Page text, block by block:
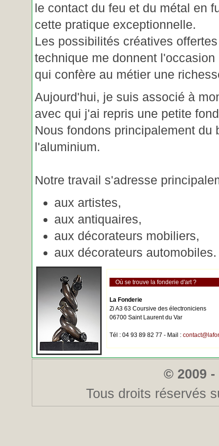
le contact du feu et du métal en
cette pratique exceptionnelle.
Les possibilités créatives
technique me donnent
qui confère au métier une
Aujourd'hui, je suis associé à
avec qui j'ai repris une petite
Nous fondons principalement
l'aluminium.
Notre travail s'adresse
aux artistes,
aux antiquaires,
aux décorateurs mobiliers,
aux décorateurs automobiles.
Où se trouve la fonderie d'art ?
La Fonderie
Zi A3 63 Coursive des électroniciens
06700 Saint Laurent du Var
Tél : 04 93 89 82 77 - Mail :
© 2009
Tous droits réservés